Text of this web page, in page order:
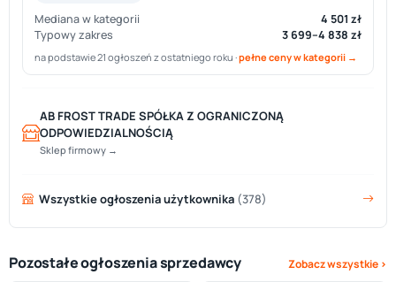
Mediana w kategorii
4 501 zł
Typowy zakres
3 699–4 838 zł
na podstawie 21 ogłoszeń z ostatniego roku ·pełne ceny w kategorii →
AB FROST TRADE SPÓŁKA Z OGRANICZONĄ
ODPOWIEDZIALNOŚCIĄ
Sklep firmowy →
Wszystkie ogłoszenia użytkownika (378)
Pozostałe ogłoszenia sprzedawcy
Zobacz wszystkie ›